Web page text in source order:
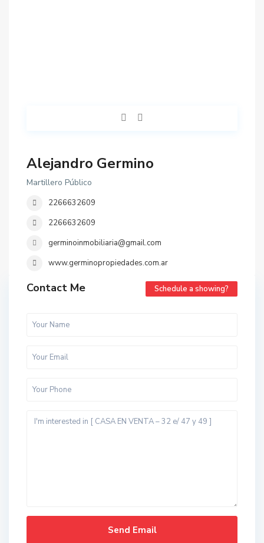
Alejandro Germino
Martillero Público
2266632609
2266632609
germinoinmobiliaria@gmail.com
www.germinopropiedades.com.ar
Contact Me Schedule a showing?